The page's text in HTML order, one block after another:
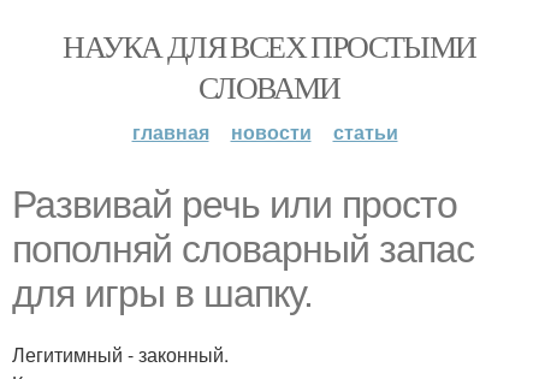
НАУКА ДЛЯ ВСЕХ ПРОСТЫМИ
СЛОВАМИ
главная новости статьи
Развивай речь или просто
пополняй словарный запас
для игры в шапку.
Легитимный - законный.